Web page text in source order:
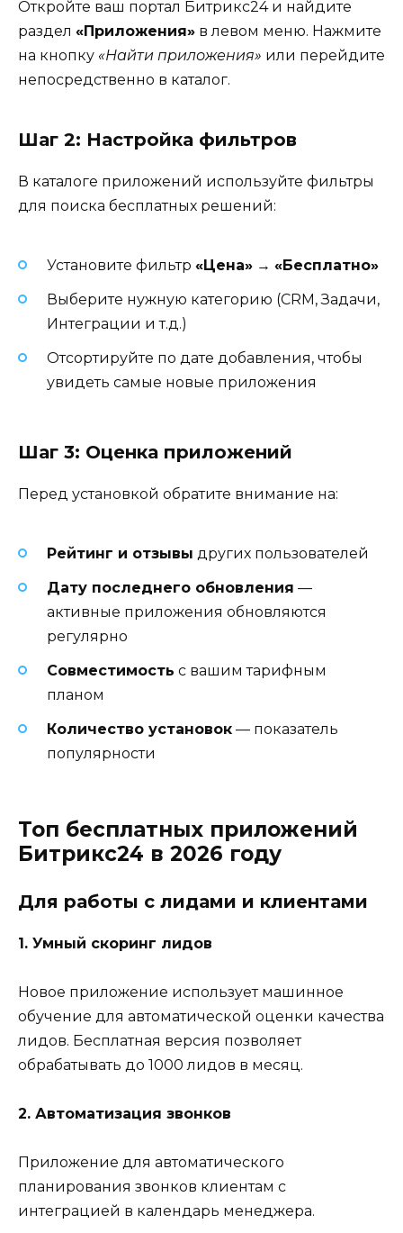
Откройте ваш портал Битрикс24 и найдите
раздел «Приложения» в левом меню. Нажмите
на кнопку «Найти приложения» или перейдите
непосредственно в каталог.
Шаг 2: Настройка фильтров
В каталоге приложений используйте фильтры
для поиска бесплатных решений:
Установите фильтр «Цена» → «Бесплатно»
Выберите нужную категорию (CRM, Задачи,
Интеграции и т.д.)
Отсортируйте по дате добавления, чтобы
увидеть самые новые приложения
Шаг 3: Оценка приложений
Перед установкой обратите внимание на:
Рейтинг и отзывы других пользователей
Дату последнего обновления —
активные приложения обновляются
регулярно
Совместимость с вашим тарифным
планом
Количество установок — показатель
популярности
Топ бесплатных приложений
Битрикс24 в 2026 году
Для работы с лидами и клиентами
1. Умный скоринг лидов
Новое приложение использует машинное
обучение для автоматической оценки качества
лидов. Бесплатная версия позволяет
обрабатывать до 1000 лидов в месяц.
2. Автоматизация звонков
Приложение для автоматического
планирования звонков клиентам с
интеграцией в календарь менеджера.